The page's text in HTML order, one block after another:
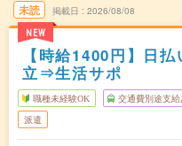
未読
NEW
掲載日 2026/08/08
【時給1400円】日
立⇒生活サポ
職種未経験OK 交通費別途支給
派遣